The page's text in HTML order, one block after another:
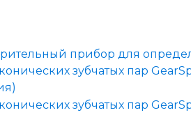
прибор для
зубчатых пар